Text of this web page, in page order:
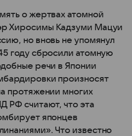
о жертвах атомной
Хиросимы Кадзуми Мацуи
но вновь не упомянул
году сбросили атомную
речи в Японии
произносят
протяжении многих
РФ считают, что эта
японцев
Что известно